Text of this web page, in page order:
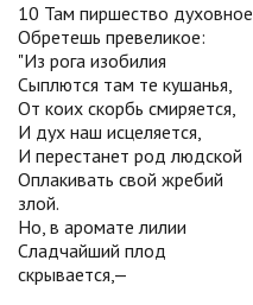
10 Там пиршество духовное
Обретешь превеликое:
"Из рога изобилия
Сыплются там те кушанья,
От коих скорбь смиряется,
И дух наш исцеляется,
И перестанет род людской
Оплакивать свой жребий
злой.
Но, в аромате лилии
Сладчайший плод
скрывается,—